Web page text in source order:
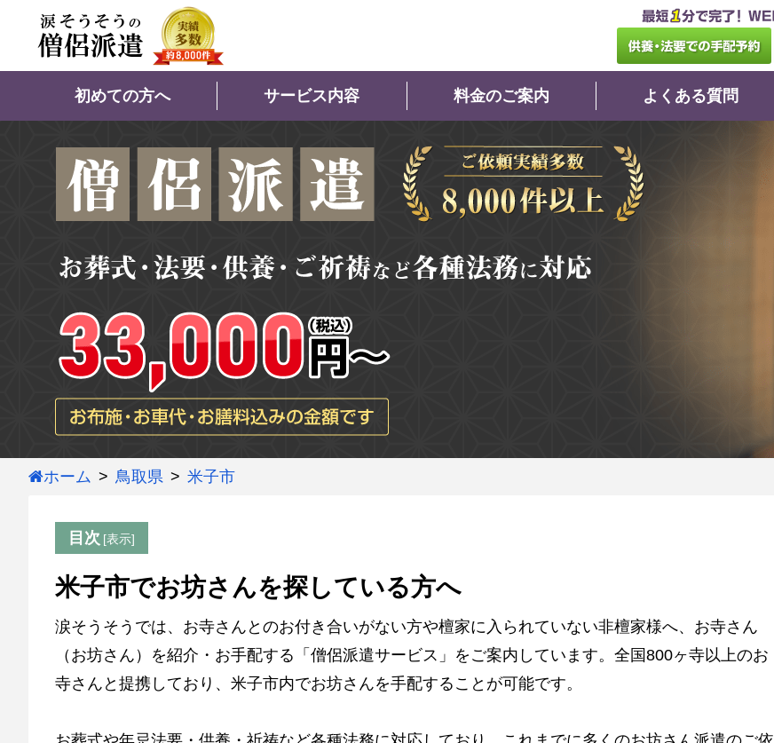
初めての方へ サービス内容 料金のご案内 よくある質問
ホーム 鳥取県 米子市
目次
米子市でお坊さんを探している方へ
涙そうそうでは、お寺さんとのお付き合いがない方や檀家に入られていない非檀家様へ、お寺さん
（お坊さん）を紹介・お手配する「僧侶派遣サービス」をご案内しています。全国800ヶ寺以上のお
寺さんと提携しており、米子市内でお坊さんを手配することが可能です。